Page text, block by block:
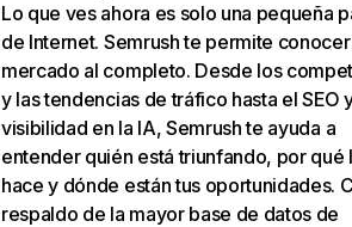
Lo que ves ahora es solo una pequeña
de Internet. Semrush te permite
mercado al completo. Desde los
y las tendencias de tráfico hasta el SEO
visibilidad en la IA, Semrush te ayuda a
entender quién está triunfando, por qué
hace y dónde están tus oportunidades.
respaldo de la mayor base de datos de